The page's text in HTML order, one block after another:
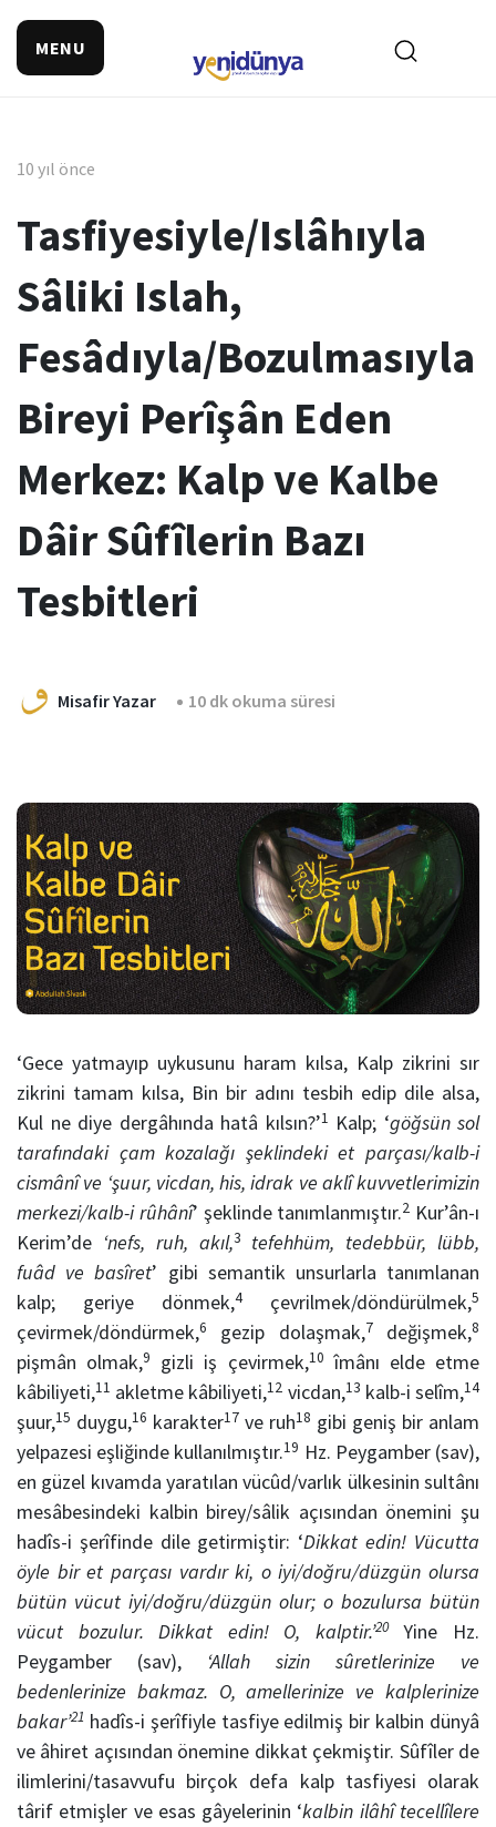
MENU
10 yıl önce
Tasfiyesiyle/Islâhıyla
Sâliki Islah,
Fesâdıyla/Bozulmasıyla
Bireyi Perîşân Eden
Merkez: Kalp ve Kalbe
Dâir Sûfîlerin Bazı
Tesbitleri
Misafir Yazar 10 dk okuma süresi
‘Gece yatmayıp uykusunu haram kılsa, Kalp zikrini sır
zikrini tamam kılsa, Bin bir adını tesbih edip dile alsa,
Kul ne diye dergâhında hatâ kılsın?’1 Kalp; ‘göğsün sol
tarafındaki çam kozalağı şeklindeki et parçası/kalb-i
cismânî ve ‘şuur, vicdan, his, idrak ve aklî kuvvetlerimizin
merkezi/kalb-i rûhânî’ şeklinde tanımlanmıştır.2 Kur’ân-ı
Kerim’de ‘nefs, ruh, akıl,3
tefehhüm, tedebbür, lübb,
fuâd ve basîret’ gibi semantik unsurlarla tanımlanan
kalp; geriye dönmek,4çevrilmek/döndürülmek,5
çevirmek/döndürmek,6 gezip dolaşmak,7değişmek,8
pişmân olmak,9 gizli iş çevirmek,10 îmânı elde etme
kâbiliyeti,11 akletme kâbiliyeti,12 vicdan,13 kalb-i selîm,14
şuur,15 duygu,16 karakter17 ve ruh18 gibi geniş bir anlam
yelpazesi eşliğinde kullanılmıştır.19 Hz. Peygamber (sav),
en güzel kıvamda yaratılan vücûd/varlık ülkesinin sultânı
mesâbesindeki kalbin birey/sâlik açısından önemini şu
hadîs-i şerîfinde dile getirmiştir: ‘Dikkat edin! Vücutta
öyle bir et parçası vardır ki, o iyi/doğru/düzgün olursa
bütün vücut iyi/doğru/düzgün olur; o bozulursa bütün
vücut bozulur. Dikkat edin! O, kalptir.’20Yine Hz.
Peygamber (sav), ‘Allah sizin sûretlerinize ve
bedenlerinize bakmaz. O, amellerinize ve kalplerinize
bakar’21 hadîs-i şerîfiyle tasfiye edilmiş bir kalbin dünyâ
ve âhiret açısından önemine dikkat çekmiştir. Sûfîler de
ilimlerini/tasavvufu birçok defa kalp tasfiyesi olarak
târif etmişler ve esas gâyelerinin ‘kalbin ilâhî tecellîlere